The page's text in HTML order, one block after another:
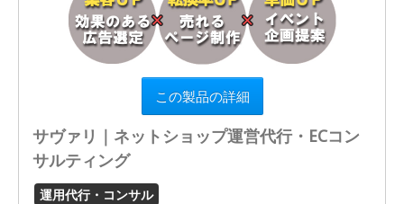
この製品の詳細
サヴァリ｜ネットショップ運営代行・ECコン
サルティング
運用代行・コンサル